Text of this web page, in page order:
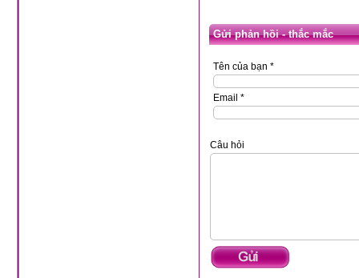
Gửi phản hồi - thắc mắc
Tên của bạn *
Email *
Câu hỏi